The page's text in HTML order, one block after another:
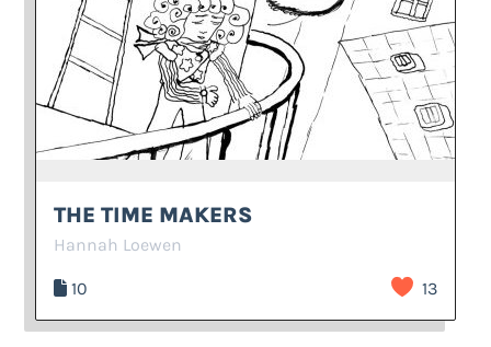
THE TIME MAKERS
Hannah Loewen
10 13